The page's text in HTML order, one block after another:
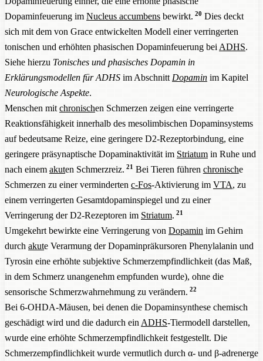
Dopaminfeuerung im Nucleus accumbens bewirkt. 20 Dies deckt
sich mit dem von Grace entwickelten Modell einer verringerten
tonischen und erhöhten phasischen Dopaminfeuerung bei ADHS.
Siehe hierzu Tonisches und phasisches Dopamin in
Erklärungsmodellen für ADHS im Abschnitt Dopamin im Kapitel
Neurologische Aspekte.
Menschen mit chronischen Schmerzen zeigen eine verringerte
Reaktionsfähigkeit innerhalb des mesolimbischen Dopaminsystems
auf bedeutsame Reize, eine geringere D2-Rezeptorbindung, eine
geringere präsynaptische Dopaminaktivität im Striatum in Ruhe und
nach einem akuten Schmerzreiz. 21 Bei Tieren führen chronische
Schmerzen zu einer verminderten c-Fos-Aktivierung im VTA, zu
einem verringerten Gesamtdopaminspiegel und zu einer
Verringerung der D2-Rezeptoren im Striatum. 21
Umgekehrt bewirkte eine Verringerung von Dopamin im Gehirn
durch akute Verarmung der Dopaminpräkursoren Phenylalanin und
Tyrosin eine erhöhte subjektive Schmerzempfindlichkeit (das Maß,
in dem Schmerz unangenehm empfunden wurde), ohne die
sensorische Schmerzwahrnehmung zu verändern. 22
Bei 6-OHDA-Mäusen, bei denen die Dopaminsynthese chemisch
geschädigt wird und die dadurch ein ADHS-Tiermodell darstellen,
wurde eine erhöhte Schmerzempfindlichkeit festgestellt. Die
Schmerzempfindlichkeit wurde vermutlich durch α- und β-adrenerge